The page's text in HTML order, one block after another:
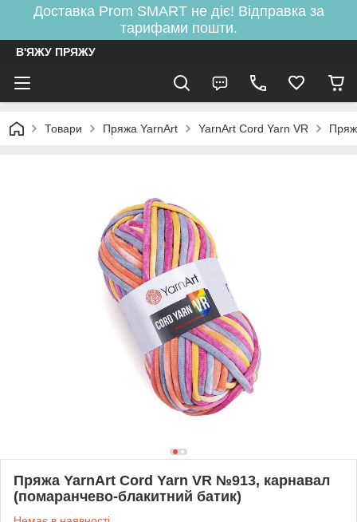
Доставка Prom SMART не діє! Відправка за
тарифами пошти.
В'ЯЖУ ПРЯЖУ
Товари Пряжа YarnArt YarnArt Cord Yarn VR
Пряжа YarnArt Cord Yarn VR №913, карнавал
(помаранчево-блакитний батик)